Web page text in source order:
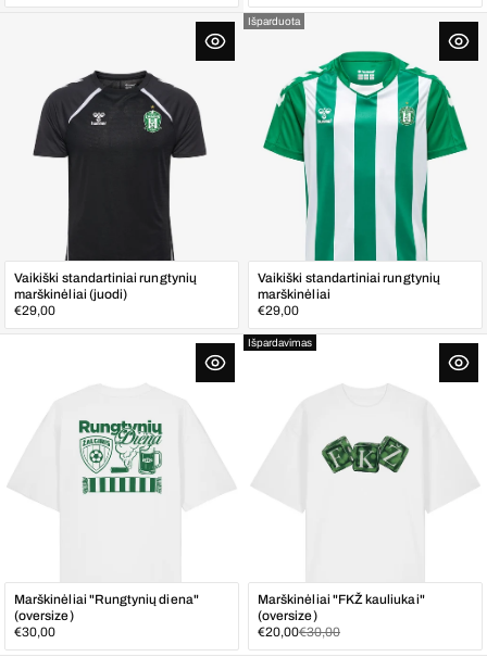
kaina kaina
Vaikiški standartiniai rungtynių
marškinėliai (juodi)
Įprasta
kaina
€29,00
Išparduota
Vaikiški standartiniai rungtynių
marškinėliai
Įprasta
kaina
€29,00
Marškinėliai "Rungtynių diena"
(oversize)
Įprasta
kaina
€30,00
Išpardavimas
Marškinėliai "FKŽ kauliukai"
(oversize)
Išpardavimo
kaina
€20,00
Įprasta
kaina
€30,00